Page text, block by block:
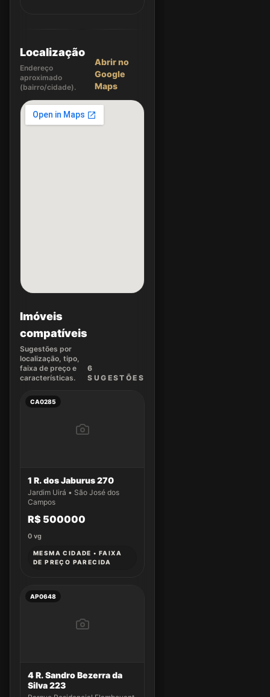
Localização
Endereço
aproximado
(bairro/cidade).
Abrir no
Google
Maps
Imóveis
compatíveis
Sugestões por
localização, tipo,
faixa de preço e
características.
6
SUGEST ÕES
CA0285
1 R. dos Jaburus 270
Jardim Uirá • São José dos
Campos
R$ 500000
0 vg
MESMA CIDADE • FAIXA
DE PREÇO PARECIDA
AP0648
4 R. Sandro Bezerra da
Silva 223